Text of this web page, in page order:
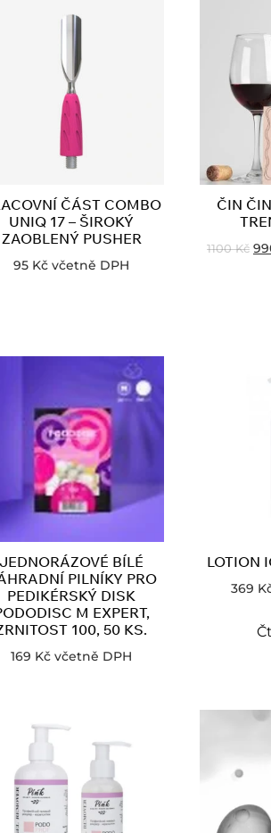
ČÁST COMBO
UNIQ 17 – ŠIROKÝ
ZAOBLENÝ PUSHER
95 Kč včetně DPH
ČIN
1100Kč
JEDNORÁZOVÉ BÍLÉ
PILNÍKY PRO
PEDIKÉRSKÝ DISK
M EXPERT,
100, 50 KS.
169 Kč včetně DPH
LOTION
369